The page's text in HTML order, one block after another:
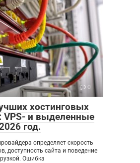
0
хостинговых
VPS- и выделенные
год.
определяет скорость
доступность сайта и поведение
Ошибка